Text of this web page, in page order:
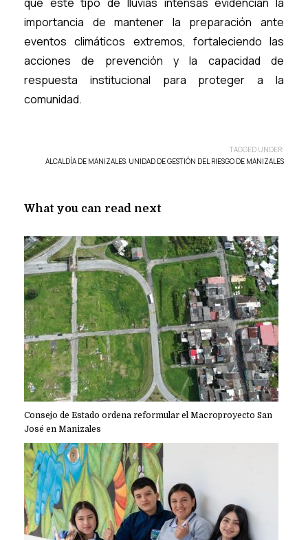
que este tipo de lluvias intensas evidencian la
importancia de mantener la preparación ante
eventos climáticos extremos, fortaleciendo las
acciones de prevención y la capacidad de
respuesta institucional para proteger a la
comunidad.
TAGGED UNDER:
ALCALDÍA DE MANIZALES, UNIDAD DE GESTIÓN DEL RIESGO DE MANIZALES
What you can read next
Consejo de Estado ordena reformular el Macroproyecto San
José en Manizales